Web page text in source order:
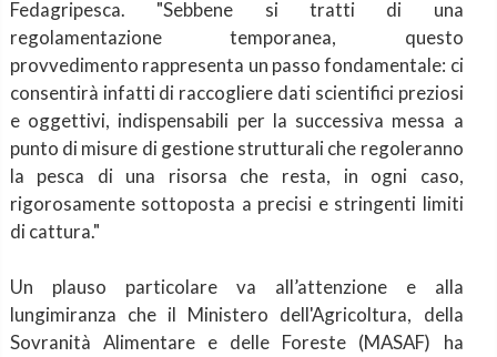
Fedagripesca. "Sebbene si tratti di una
regolamentazione temporanea, questo
provvedimento rappresenta un passo fondamentale: ci
consentirà infatti di raccogliere dati scientifici preziosi
e oggettivi, indispensabili per la successiva messa a
punto di misure di gestione strutturali che regoleranno
la pesca di una risorsa che resta, in ogni caso,
rigorosamente sottoposta a precisi e stringenti limiti
di cattura."
Un plauso particolare va all’attenzione e alla
lungimiranza che il Ministero dell'Agricoltura, della
Sovranità Alimentare e delle Foreste (MASAF) ha